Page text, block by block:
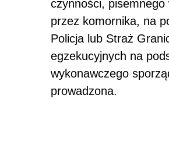
czynności, pisemnego
przez komornika, na
Policja lub Straż
egzekucyjnych na
wykonawczego
prowadzona.